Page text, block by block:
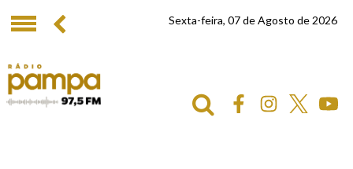
Sexta-feira, 07 de Agosto de 2026